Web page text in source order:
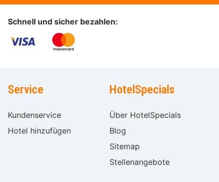
Schnell und sicher bezahlen:
Service
Kundenservice
Hotel hinzufügen
HotelSpecials
Über HotelSpecials
Blog
Sitemap
Stellenangebote